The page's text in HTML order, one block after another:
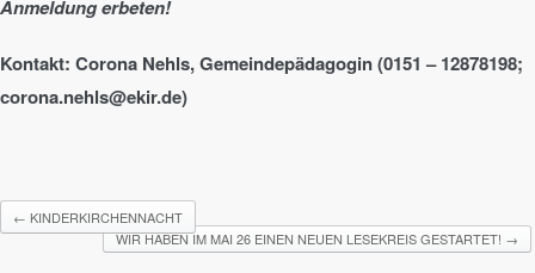
Anmeldung erbeten!
Kontakt: Corona Nehls, Gemeindepädagogin (0151 – 12878198;
corona.nehls@ekir.de)
← KINDERKIRCHENNACHT
WIR HABEN IM MAI 26 EINEN NEUEN LESEKREIS GESTARTET! →